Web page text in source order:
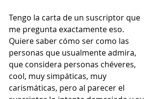
Tengo la carta de un suscriptor que
me pregunta exactamente eso.
Quiere saber cómo ser como las
personas que usualmente admira,
que considera personas chéveres,
cool, muy simpáticas, muy
carismáticas, pero al parecer el